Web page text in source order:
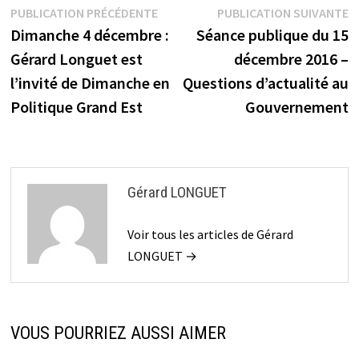
Navigation
de
l’article
PUBLICATION PRÉCÉDENTEPublication
précédente :
Dimanche 4 décembre :
Gérard Longuet est
l’invité de Dimanche en
Politique Grand Est
PUBLICATION SUIVANTE
Séance publique du 15
décembre 2016 –
Questions d’actualité au
Gouvernement
Gérard LONGUET
Voir tous les articles de Gérard
LONGUET →
VOUS POURRIEZ AUSSI AIMER